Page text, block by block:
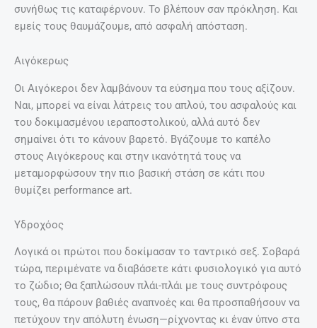
συνήθως τις καταφέρνουν. Το βλέπουν σαν πρόκληση. Και
εμείς τους θαυμάζουμε, από ασφαλή απόσταση.
Αιγόκερως
Οι Αιγόκεροι δεν λαμβάνουν τα εύσημα που τους αξίζουν.
Ναι, μπορεί να είναι λάτρεις του απλού, του ασφαλούς και
του δοκιμασμένου ιεραποστολικού, αλλά αυτό δεν
σημαίνει ότι το κάνουν βαρετό. Βγάζουμε το καπέλο
στους Αιγόκερους και στην ικανότητά τους να
μεταμορφώσουν την πιο βασική στάση σε κάτι που
θυμίζει performance art.
Υδροχόος
Λογικά οι πρώτοι που δοκίμασαν το ταντρικό σεξ. Σοβαρά
τώρα, περιμένατε να διαβάσετε κάτι φυσιολογικό για αυτό
το ζώδιο; Θα ξαπλώσουν πλάι-πλάι με τους συντρόφους
τους, θα πάρουν βαθιές αναπνοές και θα προσπαθήσουν να
πετύχουν την απόλυτη ένωση—ρίχνοντας κι έναν ύπνο στα